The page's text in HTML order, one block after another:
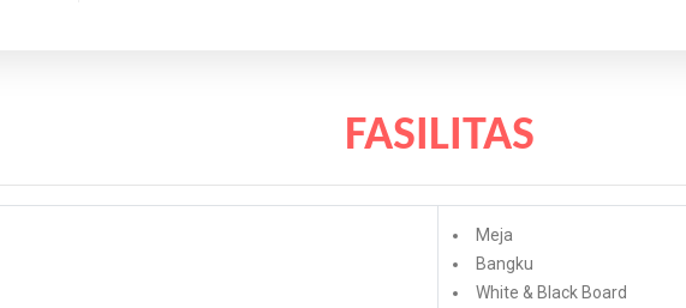
FASILITAS
Meja
Bangku
White & Black Board